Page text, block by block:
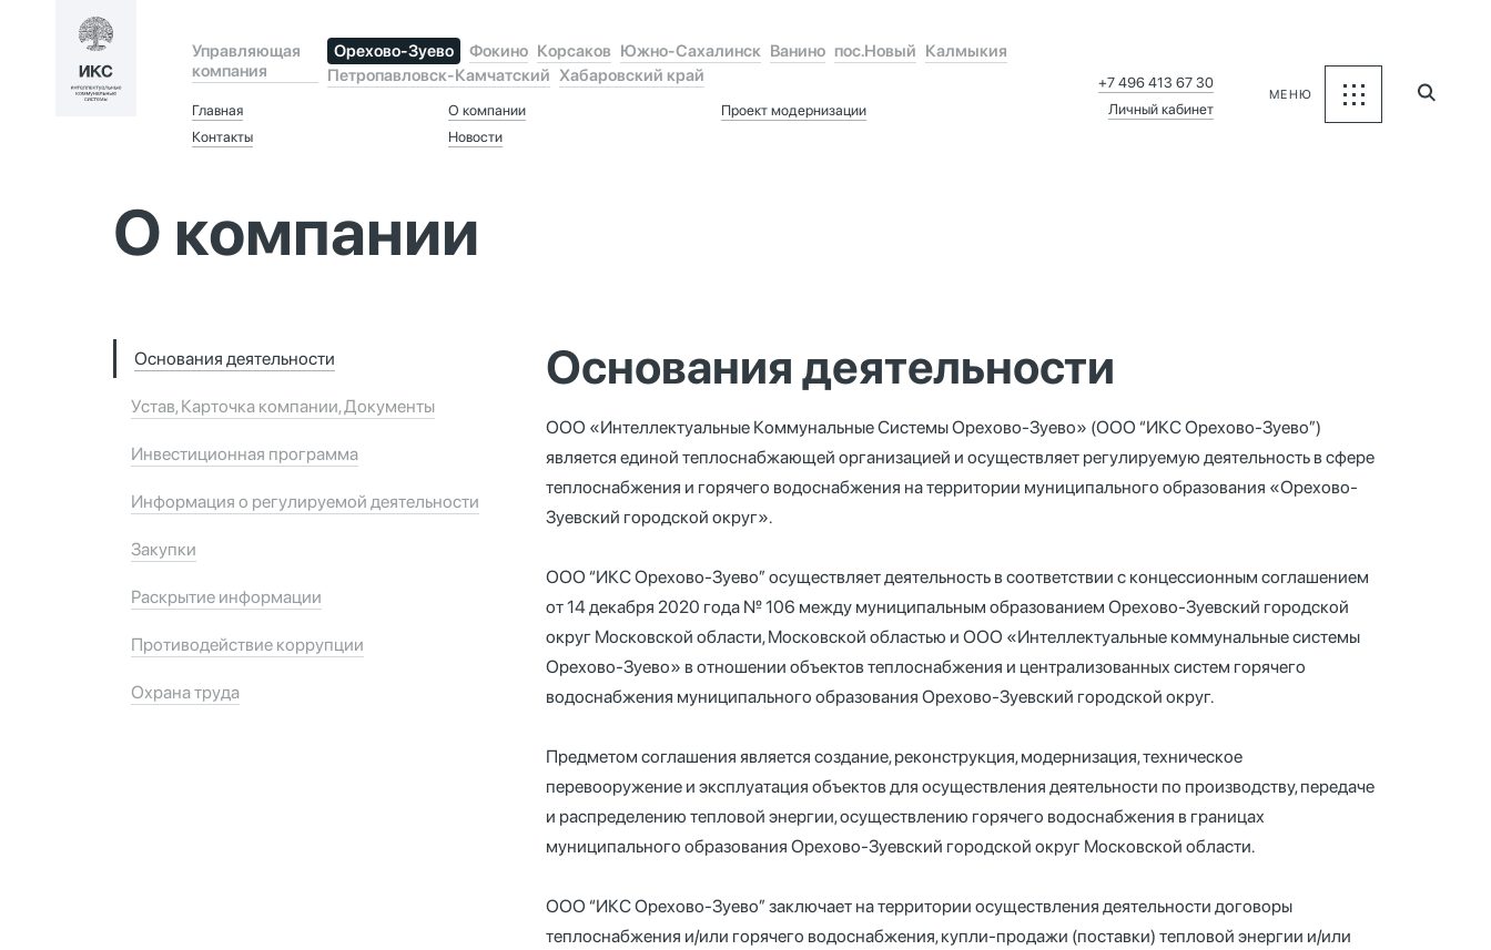
Управляющая
компания
Орехово-Зуево Фокино Корсаков Южно-Сахалинск Ванино пос.Новый Калмыкия
Петропавловск-Камчатский Хабаровский край
Главная
Контакты
О компании
Новости
Проект модернизации
+7 496 413 67 30
Личный кабинет
МЕНЮ
О компании
Основания деятельности
Устав, Карточка компании, Документы
Инвестиционная программа
Информация о регулируемой деятельности
Закупки
Раскрытие информации
Противодействие коррупции
Охрана труда
Основания деятельности
ООО «Интеллектуальные Коммунальные Системы Орехово-Зуево» (ООО “ИКС Орехово-Зуево”)
является единой теплоснабжающей организацией и осуществляет регулируемую деятельность в сфере
теплоснабжения и горячего водоснабжения на территории муниципального образования «Орехово-
Зуевский городской округ».
ООО “ИКС Орехово-Зуево” осуществляет деятельность в соответствии с концессионным соглашением
от 14 декабря 2020 года № 106 между муниципальным образованием Орехово-Зуевский городской
округ Московской области, Московской областью и ООО «Интеллектуальные коммунальные системы
Орехово-Зуево» в отношении объектов теплоснабжения и централизованных систем горячего
водоснабжения муниципального образования Орехово-Зуевский городской округ.
Предметом соглашения является создание, реконструкция, модернизация, техническое
перевооружение и эксплуатация объектов для осуществления деятельности по производству, передаче
и распределению тепловой энергии, осуществлению горячего водоснабжения в границах
муниципального образования Орехово-Зуевский городской округ Московской области.
ООО “ИКС Орехово-Зуево” заключает на территории осуществления деятельности договоры
теплоснабжения и/или горячего водоснабжения, купли-продажи (поставки) тепловой энергии и/или